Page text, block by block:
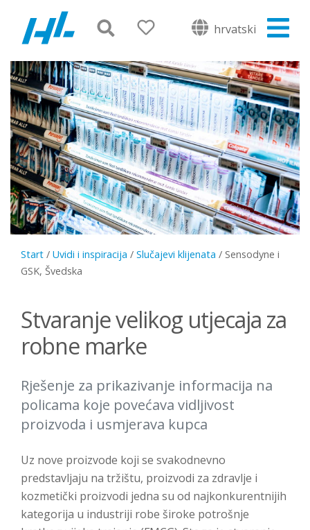
hrvatski
Start / Uvidi i inspiracija / Slučajevi klijenata / Sensodyne i
GSK, Švedska
Stvaranje velikog utjecaja za
robne marke
Rješenje za prikazivanje informacija na
policama koje povećava vidljivost
proizvoda i usmjerava kupca
Uz nove proizvode koji se svakodnevno
predstavljaju na tržištu, proizvodi za zdravlje i
kozmetički proizvodi jedna su od najkonkurentnijih
kategorija u industriji robe široke potrošnje